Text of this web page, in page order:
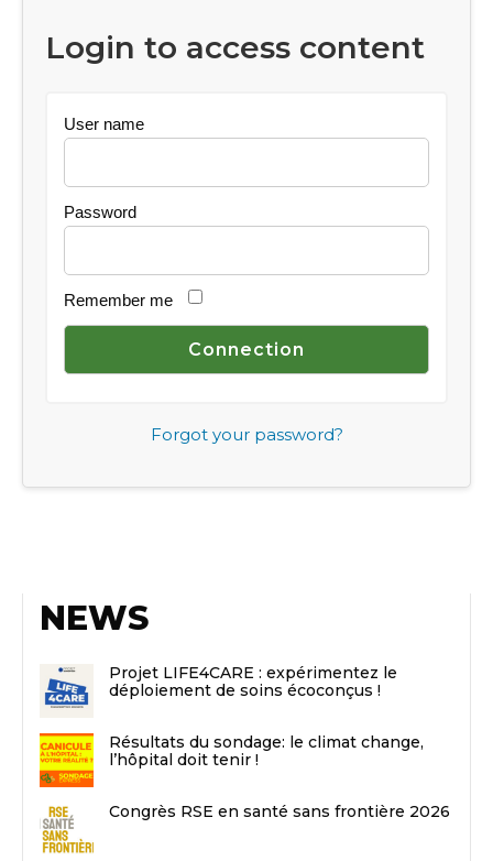
Login to access content
User name
Password
Remember me
Forgot your password?
NEWS
Projet LIFE4CARE : expérimentez le
déploiement de soins écoconçus !
Résultats du sondage: le climat change,
l’hôpital doit tenir !
Congrès RSE en santé sans frontière 2026